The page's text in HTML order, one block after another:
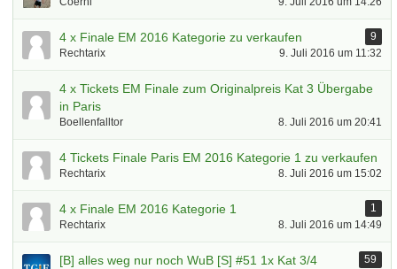
4 x Finale EM 2016 Kategorie zu verkaufen
9
Rechtarix
9. Juli 2016 um 11:32
4 x Tickets EM Finale zum Originalpreis Kat 3 Übergabe
in Paris
Boellenfalltor 8. Juli 2016 um 20:41
4 Tickets Finale Paris EM 2016 Kategorie 1 zu verkaufen
Rechtarix 8. Juli 2016 um 15:02
4 x Finale EM 2016 Kategorie 1
1
Rechtarix
8. Juli 2016 um 14:49
[B] alles weg nur noch WuB [S] #51 1x Kat 3/4
59